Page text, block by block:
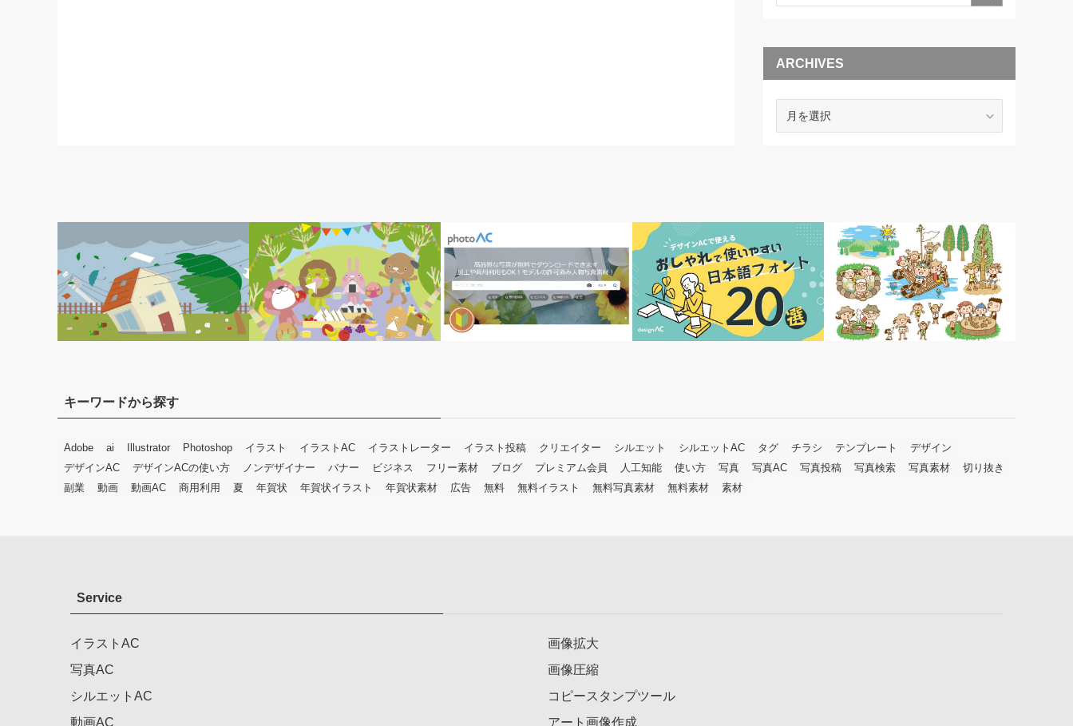
ARCHIVES
ARCHIVES
キーワードから探す
Adobe ai Illustrator Photoshop イラスト イラストAC イラストレーター イラスト投稿 クリエイター シルエット シルエットAC タグ チラシ テンプレート
デザイン
デザインAC
デザインACの使い方 ノンデザイナー バナー ビジネス フリー素材 ブログ プレミアム会員 人工知能 使い方 写真 写真AC 写真投稿 写真検索 写真素材
切り抜き
副業
動画 動画AC 商用利用 夏 年賀状 年賀状イラスト 年賀状素材 広告 無料 無料イラスト 無料写真素材 無料素材 素材
Service
イラストAC
写真AC
シルエットAC
動画AC
画像拡大
画像圧縮
コピースタンプツール
アート画像作成